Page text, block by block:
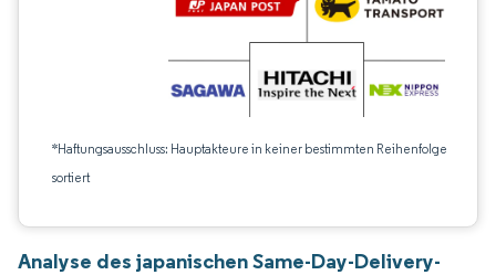
*Haftungsausschluss: Hauptakteure in keiner bestimmten Reihenfolge
sortiert
Analyse des japanischen Same-Day-Delivery-